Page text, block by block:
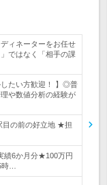
ィネーターをお任せ
ではなく「相手の課
したい方歓迎！ 】◎普
や数値分析の経験が
目の前の好立地 ★担
績6か月分★100万円
…